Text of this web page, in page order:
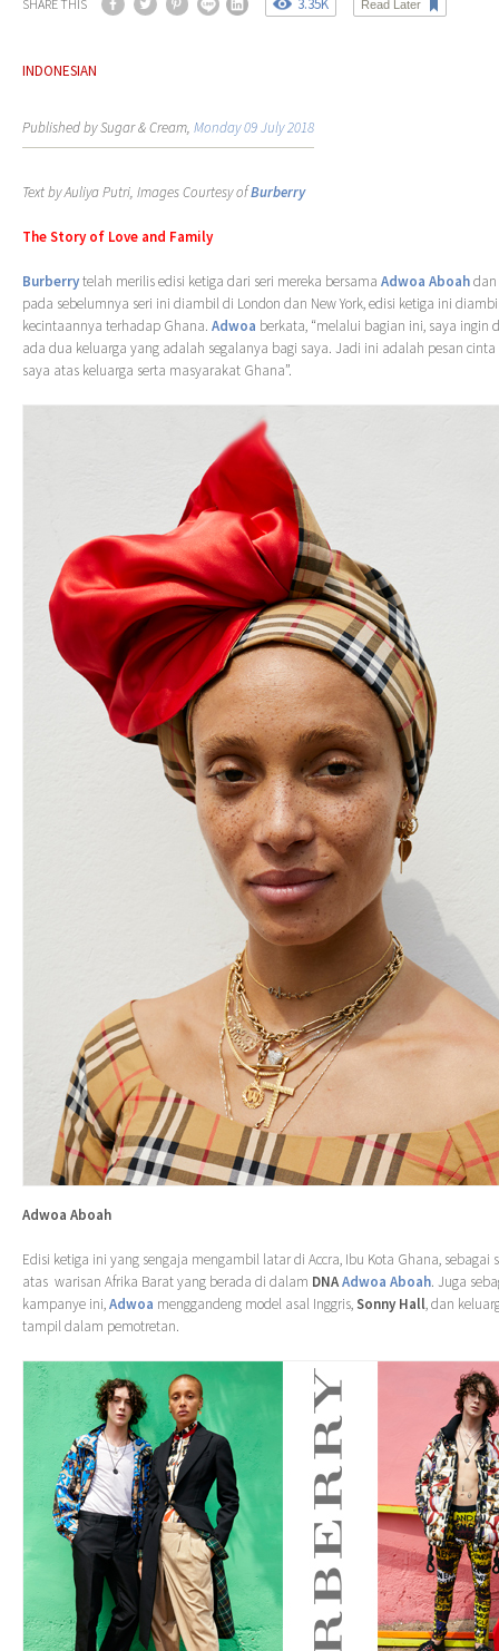
SHARE THIS 3.35K Read Later
INDONESIAN
Published by Sugar & Cream, Monday 09 July 2018
Text by Auliya Putri, Images Courtesy ofBurberry
The Story of Love and Family
Burberrytelah merilis edisi ketiga dari seri mereka bersama Adwoa Aboahdan
pada sebelumnya seri ini diambil di London dan New York, edisi ketiga ini
kecintaannya terhadap Ghana. Adwoa berkata, “melalui bagian ini, saya ingin
ada dua keluarga yang adalah segalanya bagi saya. Jadi ini adalah pesan
saya atas keluarga serta masyarakat Ghana”.
Adwoa Aboah
Edisi ketiga ini yang sengaja mengambil latar di Accra, Ibu Kota Ghana, sebagai
atas warisan Afrika Barat yang berada di dalam DNAAdwoa Aboah. Juga
kampanye ini,Adwoa menggandeng model asal Inggris,Sonny Hall, dan
tampil dalam pemotretan.